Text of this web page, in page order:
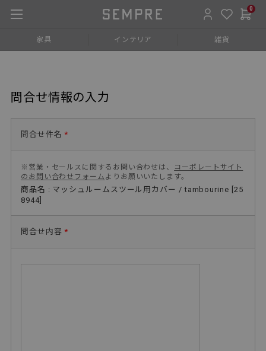
0
家具 インテリア 雑貨
問合せ情報の入力
問合せ件名 *
※営業・セールスに関するお問い合わせは、
コーポレートサイト
のお問い合わせフォーム よりお願いいたします。
商品名 : マッシュルームスツール用カバー / tambourine [25
8944]
問合せ内容 *